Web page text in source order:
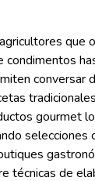
que
conversar
gourmet
técnicas de